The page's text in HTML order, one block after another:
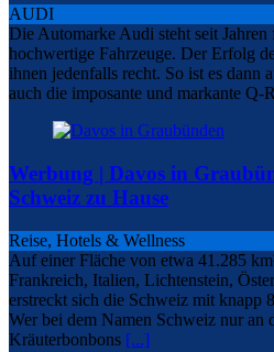
AUDI
Die Automarke Audi steht seit
hochwertige Fahrzeuge. Der Erfolg
ihnen jedenfalls recht. So ist es dann
auch die imposante und markante Q-
Werbung | Davos in
Schweiz zu Hause
Reise, Hotels & Wellness
Auf einer Fläche von etwa 41.285
Frankreich, Italien, Lichtenstein,
erstreckt sich die Schweiz mit knapp
Wer bei dem Namen Schweiz nur an
Kräuterbonbons [...]